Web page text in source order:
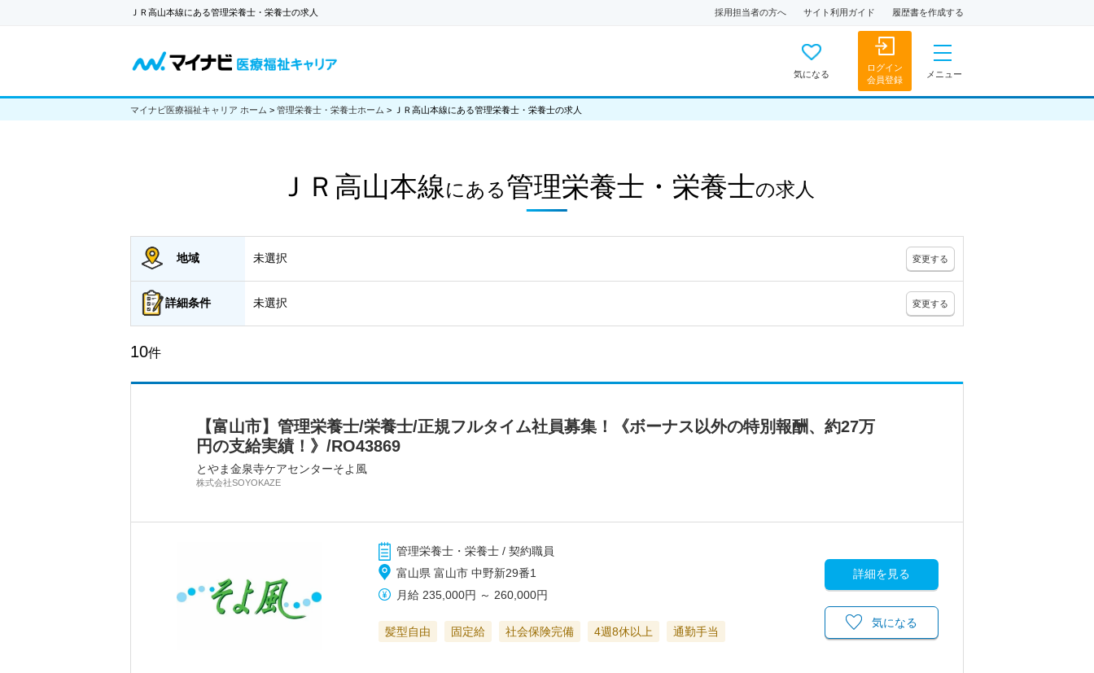
ＪＲ高山本線にある管理栄養士・栄養士の求人 採用担当者の方へ サイト利用ガイド 履歴書を作成する
気になる
ログイン
会員登録
メニュー
マイナビ医療福祉キャリア ホーム > 管理栄養士・栄養士ホーム > ＪＲ高山本線にある管理栄養士・栄養士の求人
ＪＲ高山本線にある管理栄養士・栄養士の求人
地域 未選択 変更する
詳細条件 未選択 変更する
10件
【富山市】管理栄養士/栄養士/正規フルタイム社員募集！《ボーナス以外の特別報酬、約27万
円の支給実績！》/RO43869
とやま金泉寺ケアセンターそよ風
株式会社SOYOKAZE
管理栄養士・栄養士 / 契約職員
富山県 富山市 中野新29番1
月給 235,000円 ～ 260,000円
髪型自由 固定給 社会保険完備 4週8休以上 通勤手当
詳細を見る
気になる